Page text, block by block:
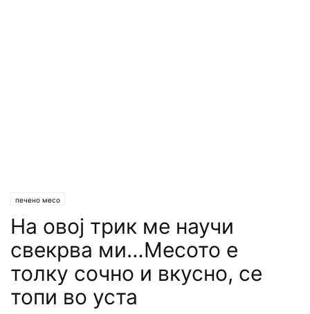
печено месо
На овој трик ме научи
свекрва ми…Месото е
толку сочно и вкусно, се
топи во уста